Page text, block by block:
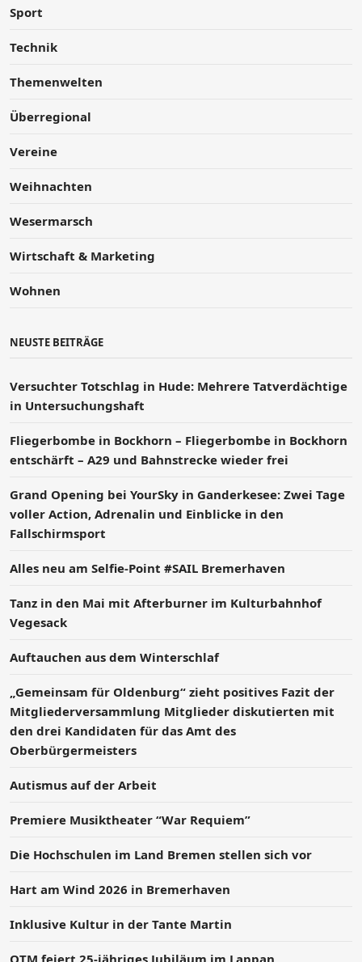
Sport
Technik
Themenwelten
Überregional
Vereine
Weihnachten
Wesermarsch
Wirtschaft & Marketing
Wohnen
NEUSTE BEITRÄGE
Versucht­er Totschlag in Hude: Mehrere Tatverdächtige
in Untersuchungshaft
Fliegerbombe in Bockhorn – Fliegerbombe in Bockhorn
entschärft – A29 und Bahnstrecke wieder frei
Grand Opening bei YourSky in Ganderkesee: Zwei Tage
voller Action, Adrenalin und Einblicke in den
Fallschirmsport
Alles neu am Selfie-Point #SAIL Bremerhaven
Tanz in den Mai mit Afterburner im Kulturbahnhof
Vegesack
Auftauchen aus dem Winterschlaf
„Gemeinsam für Oldenburg“ zieht positives Fazit der
Mitgliederversammlung Mitglieder diskutierten mit
den drei Kandidaten für das Amt des
Oberbürgermeisters
Autismus auf der Arbeit
Premiere Musiktheater “War Requiem”
Die Hochschulen im Land Bremen stellen sich vor
Hart am Wind 2026 in Bremerhaven
Inklusive Kultur in der Tante Martin